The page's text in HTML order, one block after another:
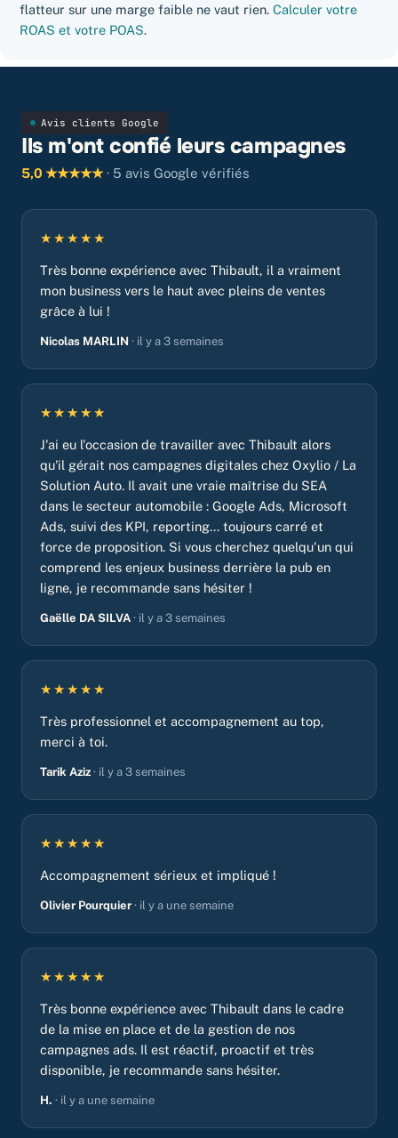
flatteur sur une marge faible ne vaut rien. Calculer votre
ROAS et votre POAS.
Avis clients Google
Ils m'ont confié leurs campagnes
5,0 ★★★★★· 5 avis Google vérifiés
★★★★★
Très bonne expérience avec Thibault, il a vraiment
mon business vers le haut avec pleins de ventes
grâce à lui !
Nicolas MARLIN · il y a 3 semaines
★★★★★
J'ai eu l'occasion de travailler avec Thibault alors
qu'il gérait nos campagnes digitales chez Oxylio / La
Solution Auto. Il avait une vraie maîtrise du SEA
dans le secteur automobile : Google Ads, Microsoft
Ads, suivi des KPI, reporting... toujours carré et
force de proposition. Si vous cherchez quelqu'un qui
comprend les enjeux business derrière la pub en
ligne, je recommande sans hésiter !
Gaëlle DA SILVA · il y a 3 semaines
★★★★★
Très professionnel et accompagnement au top,
merci à toi.
Tarik Aziz · il y a 3 semaines
★★★★★
Accompagnement sérieux et impliqué !
Olivier Pourquier · il y a une semaine
★★★★★
Très bonne expérience avec Thibault dans le cadre
de la mise en place et de la gestion de nos
campagnes ads. Il est réactif, proactif et très
disponible, je recommande sans hésiter.
H. · il y a une semaine